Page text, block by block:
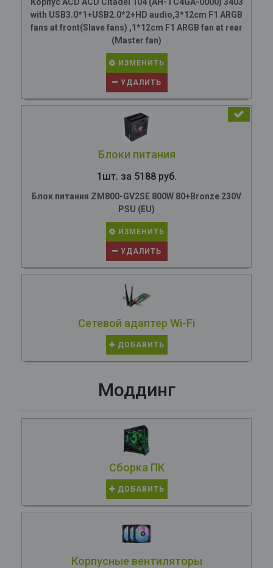
with USB3.0*1+USB2.0*2+HD audio,3*12cm F1 ARGB
fans at front(Slave fans) ,1*12cm F1 ARGB fan at rear
(Master fan)
ИЗМЕНИТЬ
УДАЛИТЬ
Блоки питания
1шт. за 5188 руб.
Блок питания ZM800-GV2SE 800W 80+Bronze 230V
PSU (EU)
ИЗМЕНИТЬ
УДАЛИТЬ
Сетевой адаптер Wi-Fi
ДОБАВИТЬ
Моддинг
Сборка ПК
ДОБАВИТЬ
Корпусные вентиляторы